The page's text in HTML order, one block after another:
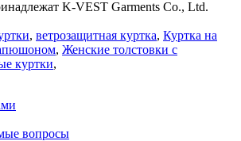
K-VEST Garments Co., Ltd.
, ветрозащитная куртка, Куртка на
, Женские толстовки с
куртки,
вопросы